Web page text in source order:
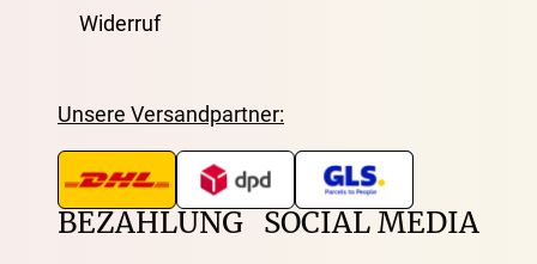
Widerruf
Unsere Versandpartner:
BEZAHLUNG SOCIAL MEDIA